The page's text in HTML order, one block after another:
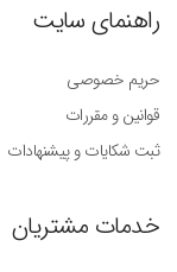
راهنمای سایت
حریم خصوصی
قوانین و مقررات
ثبت شکایات و پیشنهادات
خدمات مشتریان